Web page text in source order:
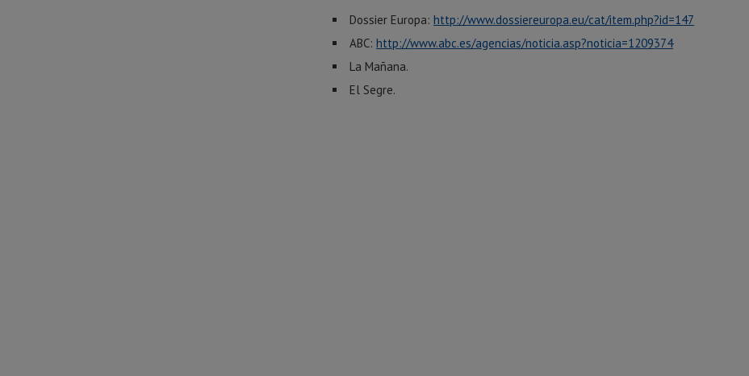
Dossier Europa:http://www.dossiereuropa.eu/cat/item.php?id=147
ABC:http://www.abc.es/agencias/noticia.asp?noticia=1209374
La Mañana.
El Segre.